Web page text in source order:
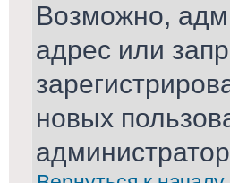
Возможно,
адрес или
новых